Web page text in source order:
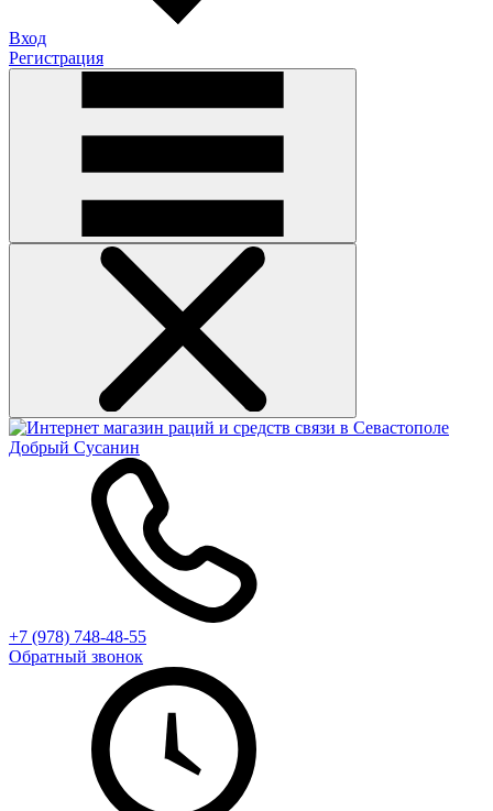
Вход
Регистрация
+7 (978) 748-48-55
Обратный звонок